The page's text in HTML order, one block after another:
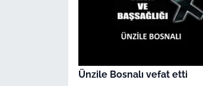
Ünzile Bosnalı vefat etti